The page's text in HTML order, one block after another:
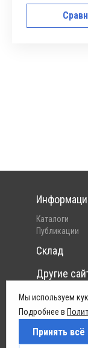
Каталоги
Публикации
Склад
Другие
Интернет-
Политика
Условия
Мы используем
Подробнее в
Принять всё